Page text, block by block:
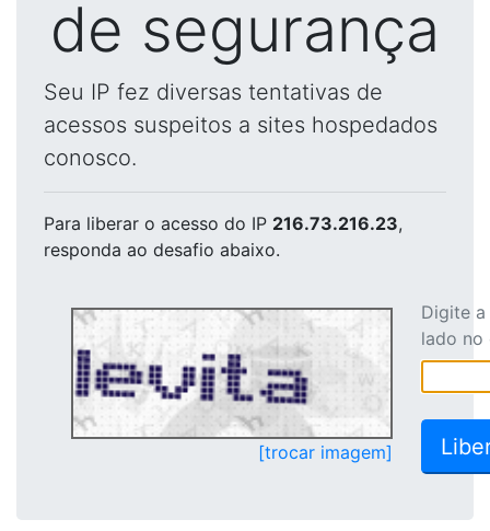
de segurança
Seu IP fez diversas tentativas de
acessos suspeitos a sites hospedados
conosco.
Para liberar o acesso do IP 216.73.216.23,
responda ao desafio abaixo.
[trocar imagem]
Digite
lado no